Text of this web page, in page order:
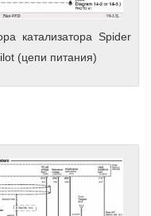
катализатора Spider
(цепи питания)